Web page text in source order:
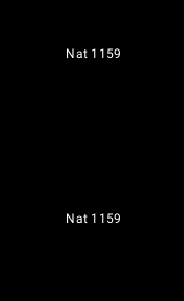
Nat 1159
Nat 1159